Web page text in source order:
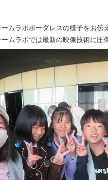
ムラボボーダレスの様子をお
ムラボでは最新の映像技術に圧